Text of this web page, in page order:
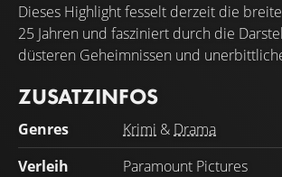
Dieses Highlight fesselt derzeit die
25 Jahren und fasziniert durch die
düsteren Geheimnissen und
ZUSATZINFOS
Genres Krimi & Drama
Verleih
Paramount Pictures